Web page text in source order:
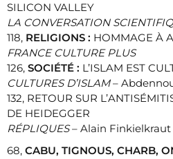
SILICON VALLEY
LA CONVERSATION
118, RELIGIONS : HOMMAGE À
FRANCE CULTURE PLUS
126, SOCIÉTÉ : L’ISLAM EST
CULTURES D’ISLAM–
132, RETOUR SUR
DE HEIDEGGER
RÉPLIQUES– Alain Finkielkraut
68, CABU, TIGNOUS, CHARB,